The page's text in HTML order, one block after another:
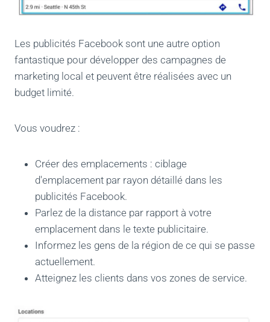
Les publicités Facebook sont une autre option
fantastique pour développer des campagnes de
marketing local et peuvent être réalisées avec un
budget limité.
Vous voudrez :
Créer des emplacements : ciblage
d'emplacement par rayon détaillé dans les
publicités Facebook.
Parlez de la distance par rapport à votre
emplacement dans le texte publicitaire.
Informez les gens de la région de ce qui se passe
actuellement.
Atteignez les clients dans vos zones de service.